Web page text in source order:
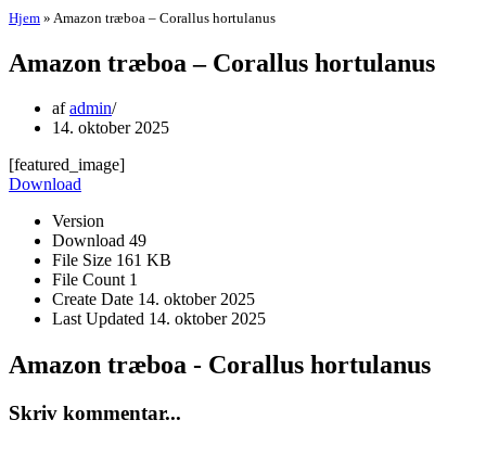
Hjem » Amazon træboa – Corallus hortulanus
Amazon træboa – Corallus hortulanus
afadmin
14. oktober 2025
[featured_image]
Download
Version
Download 49
File Size 161 KB
File Count 1
Create Date 14. oktober 2025
Last Updated 14. oktober 2025
Amazon træboa - Corallus hortulanus
Skriv kommentar...